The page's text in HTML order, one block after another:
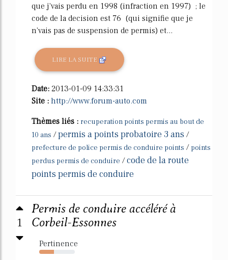
que j'vais perdu en 1998 (infraction en 1997) ; le
code de la decision est 76 (qui signifie que je
n'vais pas de suspension de permis) et...
LIRE LA SUITE
Date: 2013-01-09 14:33:31
Site : http://www.forum-auto.com
Thèmes liés : recuperation points permis au bout de
10 ans /permis a points probatoire 3 ans /
prefecture de police permis de conduire points / points
perdus permis de conduire /code de la route
points permis de conduire
1
Permis de conduire accéléré à
Corbeil-Essonnes
Pertinence
42%